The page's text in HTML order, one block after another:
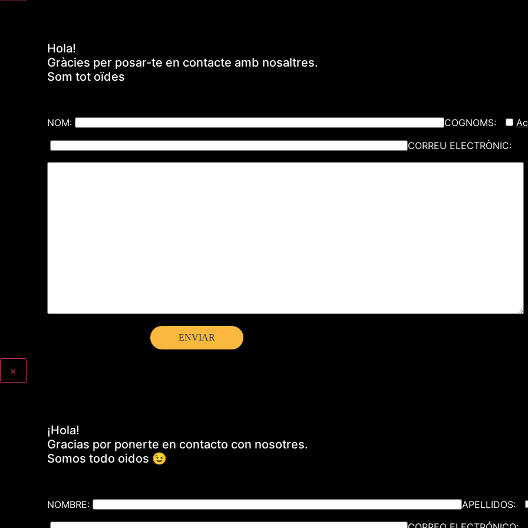
Hola!
Gràcies per posar-te en contacte amb nosaltres.
Som tot oïdes
NOM:
COGNOMS:
CORREU ELECTRÒNIC:
×
¡Hola!
Gracias por ponerte en contacto con nosotres.
Somos todo oidos 😉
NOMBRE:
APELLIDOS: